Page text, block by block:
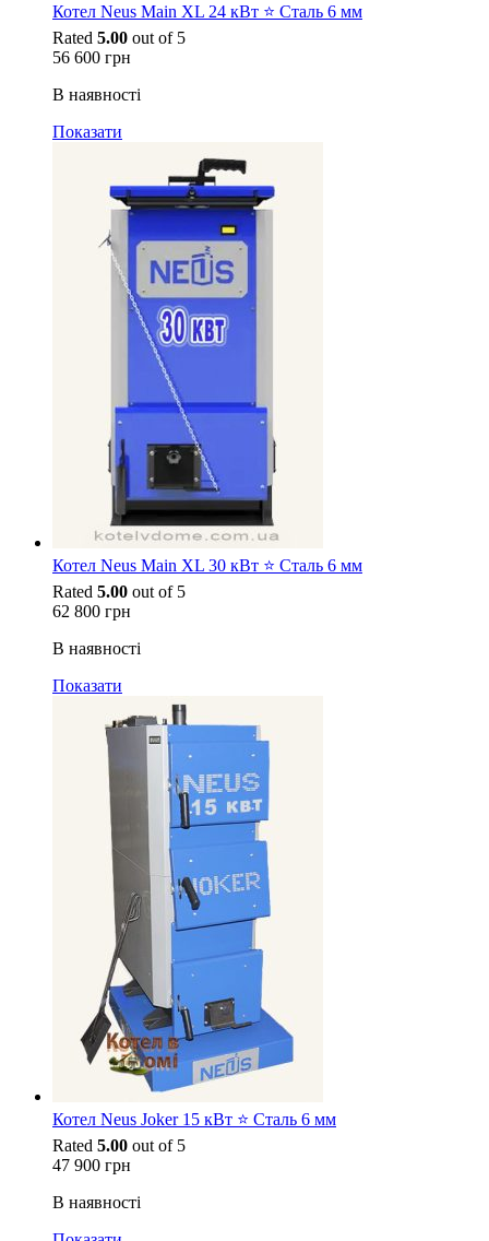
Котел Neus Main XL 24 кВт ⭐ Сталь 6 мм
Rated 5.00 out of 5
56 600 грн
В наявності
Показати
Котел Neus Main XL 30 кВт ⭐ Сталь 6 мм
Rated 5.00 out of 5
62 800 грн
В наявності
Показати
Котел Neus Joker 15 кВт ⭐ Сталь 6 мм
Rated 5.00 out of 5
47 900 грн
В наявності